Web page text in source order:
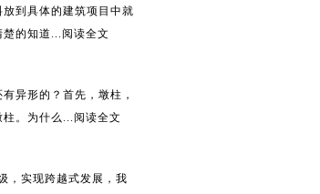
到具体的建筑项目中就
的知道...阅读全文
异形的？首先，墩柱，
。为什么...阅读全文
，实现跨越式发展，我